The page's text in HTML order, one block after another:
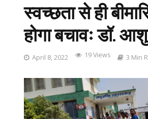
स्वच्छता से ही
होगा बचावः डॉ.
April 8, 2022 19 Views 3 Min